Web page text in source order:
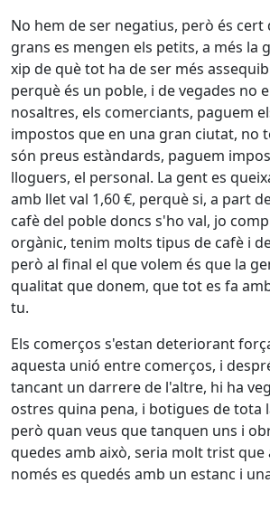
No hem de ser negatius, però és cert
grans es mengen els petits, a més la
xip de què tot ha de ser més
perquè és un poble, i de vegades no
nosaltres, els comerciants, paguem
impostos que en una gran ciutat, no
són preus estàndards, paguem
lloguers, el personal. La gent es
amb llet val 1,60 €, perquè si, a part
cafè del poble doncs s'ho val, jo
orgànic, tenim molts tipus de cafè i
però al final el que volem és que la
qualitat que donem, que tot es fa
tu.
Els comerços s'estan deteriorant
aquesta unió entre comerços, i
tancant un darrere de l'altre, hi ha
ostres quina pena, i botigues de tota
però quan veus que tanquen uns i
quedes amb això, seria molt trist que
només es quedés amb un estanc i